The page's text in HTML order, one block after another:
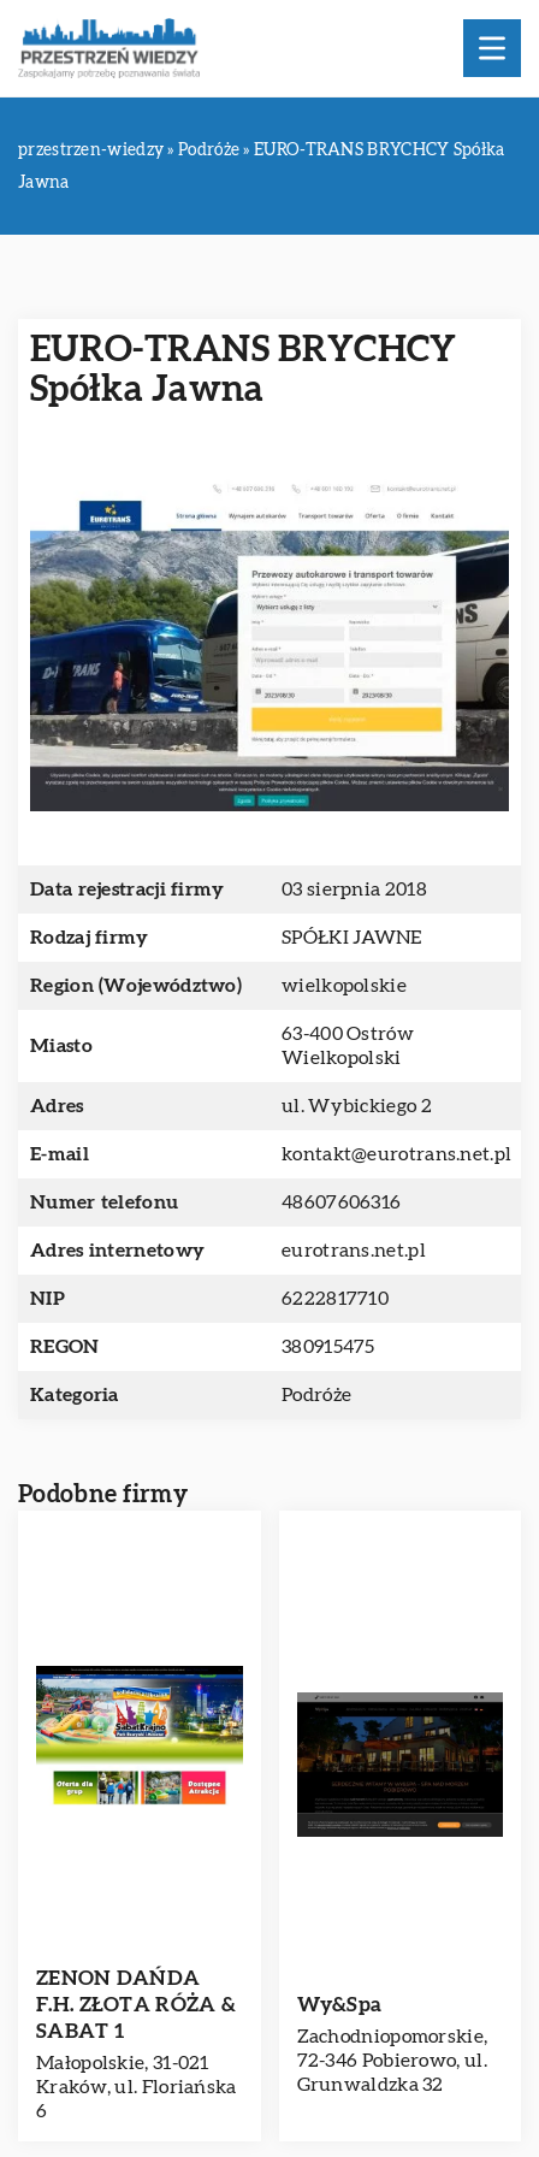
przestrzen-wiedzy »Podróże »EURO-TRANS BRYCHCY Spółka
Jawna
EURO-TRANS BRYCHCY
Spółka Jawna
Data rejestracji firmy 03 sierpnia 2018
Rodzaj firmy SPÓŁKI JAWNE
Region (Województwo) wielkopolskie
Miasto
63-400 Ostrów
Wielkopolski
Adres ul. Wybickiego 2
E-mail kontakt@eurotrans.net.pl
Numer telefonu 48607606316
Adres internetowy eurotrans.net.pl
NIP 6222817710
REGON 380915475
Kategoria Podróże
Podobne firmy
ZENON DAŃDA
F.H. ZŁOTA RÓŻA &
SABAT 1
Małopolskie, 31-021
Kraków, ul. Floriańska
6
Wy&Spa
Zachodniopomorskie,
72-346 Pobierowo, ul.
Grunwaldzka 32